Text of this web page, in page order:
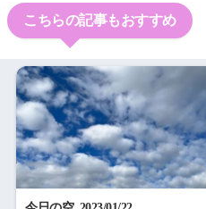
こちらの記事もおすすめ